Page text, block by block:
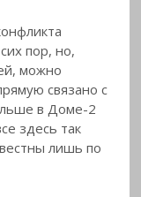
пор, но,
можно
связано с
в Доме-2
здесь так
лишь по